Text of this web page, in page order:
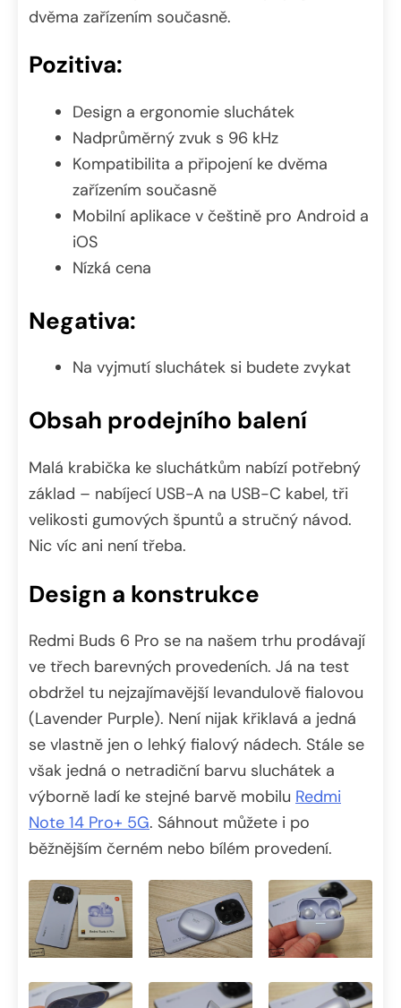
dvěma zařízením současně.
Pozitiva:
Design a ergonomie sluchátek
Nadprůměrný zvuk s 96 kHz
Kompatibilita a připojení ke dvěma
zařízením současně
Mobilní aplikace v češtině pro Android a
iOS
Nízká cena
Negativa:
Na vyjmutí sluchátek si budete zvykat
Obsah prodejního balení
Malá krabička ke sluchátkům nabízí potřebný
základ – nabíjecí USB-A na USB-C kabel, tři
velikosti gumových špuntů a stručný návod.
Nic víc ani není třeba.
Design a konstrukce
Redmi Buds 6 Pro se na našem trhu prodávají
ve třech barevných provedeních. Já na test
obdržel tu nejzajímavější levandulově fialovou
(Lavender Purple). Není nijak křiklavá a jedná
se vlastně jen o lehký fialový nádech. Stále se
však jedná o netradiční barvu sluchátek a
výborně ladí ke stejné barvě mobilu Redmi
Note 14 Pro+ 5G. Sáhnout můžete i po
běžnějším černém nebo bílém provedení.